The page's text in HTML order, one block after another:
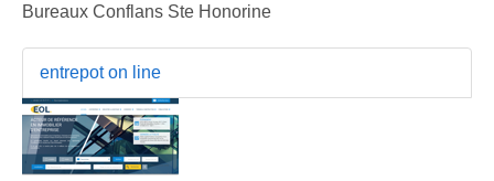
Bureaux Conflans Ste Honorine
entrepot on line